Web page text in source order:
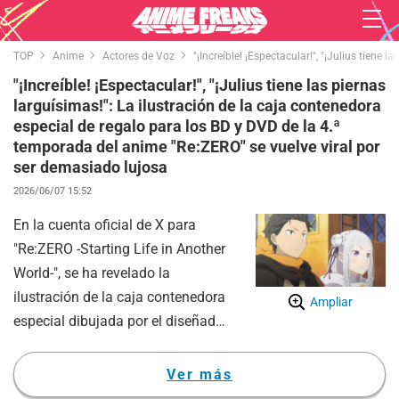
TOP Anime Actores de Voz "¡Increíble! ¡Espectacular!", "¡Julius tiene
"¡Increíble! ¡Espectacular!", "¡Julius tiene las piernas
larguísimas!": La ilustración de la caja contenedora
especial de regalo para los BD y DVD de la 4.ª
temporada del anime "Re:ZERO" se vuelve viral por
ser demasiado lujosa
2026/06/07 15:52
Ampliar
En la cuenta oficial de X para
"Re:ZERO -Starting Life in Another
World-", se ha revelado la
ilustración de la caja contenedora
especial dibujada por el diseñador
Shinichirou Otsuka. Esta caja se
incluirá como beneficio de la
Ver más